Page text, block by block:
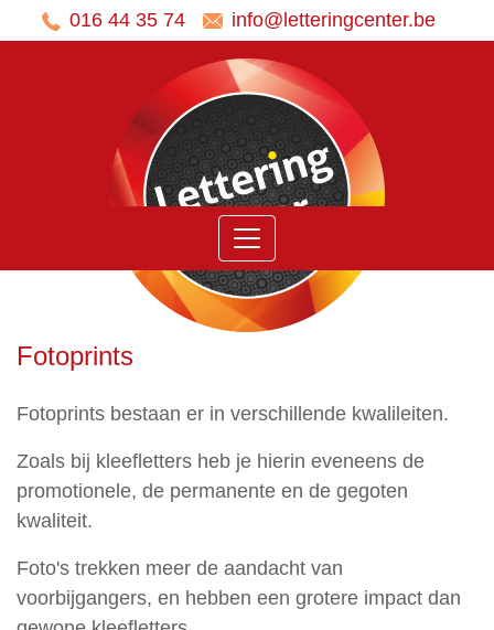
voertuigen
Stickers
Spandoeken
Zuilen
lichtbakken
Signalisatie
016 44 35 74 info@letteringcenter.be
Fotoprints
Fotoprints bestaan er in verschillende kwalileiten.
Zoals bij kleefletters heb je hierin eveneens de
promotionele, de permanente en de gegoten
kwaliteit.
Foto's trekken meer de aandacht van
voorbijgangers, en hebben een grotere impact dan